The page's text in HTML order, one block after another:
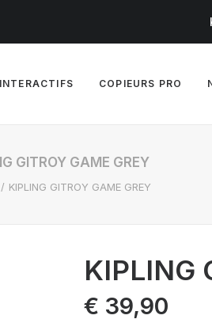
COPIEURS PRO
GITROY GAME GREY
KIPLING GITROY GAME GREY
KIPLING
€ 39,90